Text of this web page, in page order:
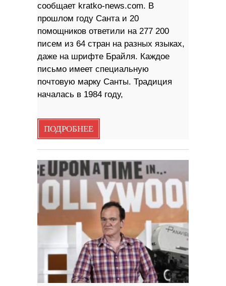
сообщает kratko-news.com. В
прошлом году Санта и 20
помощников ответили на 277 200
писем из 64 стран на разных языках,
даже на шрифте Брайля. Каждое
письмо имеет специальную
почтовую марку Санты. Традиция
началась в 1984 году,
ПОДРОБНЕЕ